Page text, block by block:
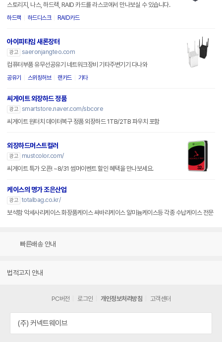
스토리지, 나스, 하드랙, RAID 카드를 라스코에서 만나보실 수 있습니다.
하드랙 하드디스크 RAID카드
아이피타임 새론장터
광고 saeronjangteo.com
컴퓨터부품 유무선공유기 네트워크장비 기타주변기기 다나와
공유기 스위칭허브 랜카드 기타
씨게이트 외장하드 정품
광고 smartstore.naver.com/sbcore
씨게이트 원터치 데이터복구 정품 외장하드 1TB/2TB 파우치 포함
외장하드머스트컬러
광고
mustcolor.com/
씨게이트 특가 오픈! ~8/31 썸머이벤트 할인 혜택을 만나보세요.
케이스의 명가 조은산업
광고 totalbag.co.kr/
보석함 악세사리케이스 화장품케이스 싸바리케이스 알미늄케이스등 각종 수납케이스 전문
빠른배송 안내
법적고지 안내
PC버전 로그인 개인정보처리방침 고객센터
(주) 커넥트웨이브